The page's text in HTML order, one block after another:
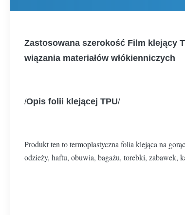
Zastosowana szerokość Film klejący
wiązania materiałów włókienniczych
/Opis folii klejącej TPU/
Produkt ten to termoplastyczna folia klejąca na
odzieży, haftu, obuwia, bagażu, torebki, zabawek,